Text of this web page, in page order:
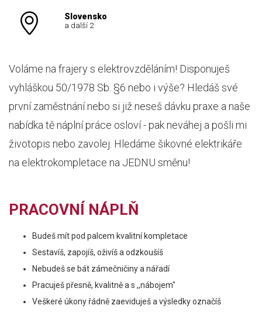
Slovensko
a další 2
Voláme na frajery s elektrovzděláním! Disponuješ
vyhláškou 50/1978 Sb. §6 nebo i výše? Hledáš své
první zaměstnání nebo si již neseš dávku praxe a naše
nabídka tě náplní práce osloví - pak neváhej a pošli mi
životopis nebo zavolej. Hledáme šikovné elektrikáře
na elektrokompletace na JEDNU směnu!
PRACOVNÍ NÁPLŇ
Budeš mít pod palcem kvalitní kompletace
Sestavíš, zapojíš, oživíš a odzkoušíš
Nebudeš se bát zámečničiny a nářadí
Pracuješ přesně, kvalitně a s ,,nábojem"
Veškeré úkony řádně zaeviduješ a výsledky označíš